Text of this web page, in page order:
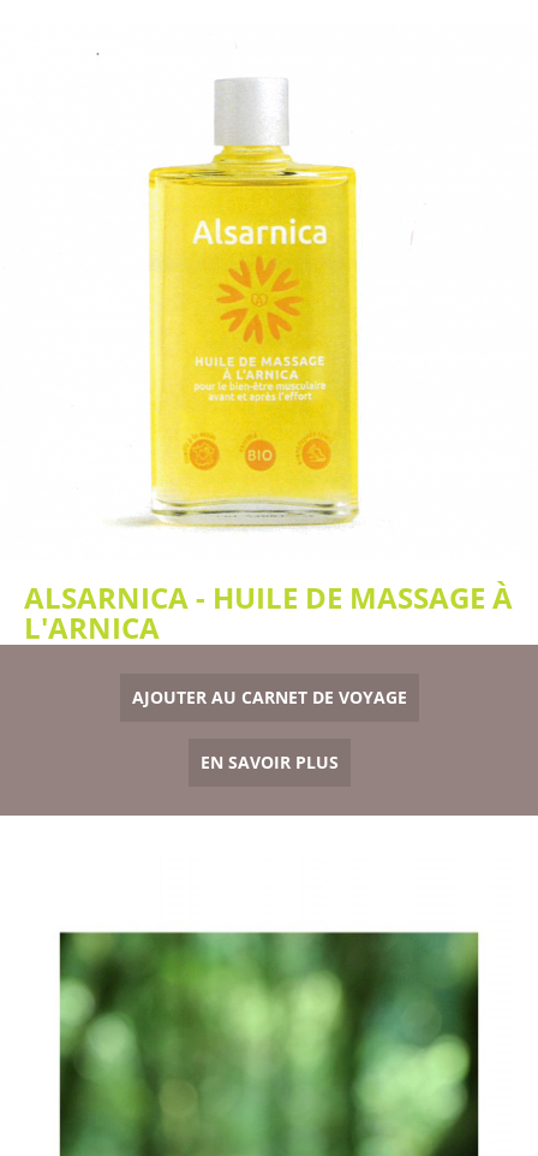
ALSARNICA - HUILE DE MASSAGE À
L'ARNICA
AJOUTER AU CARNET DE VOYAGE
EN SAVOIR PLUS